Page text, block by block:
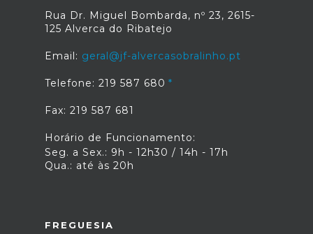
Rua Dr. Miguel Bombarda, nº 23, 2615-
125 Alverca do Ribatejo
Email: geral@jf-alvercasobralinho.pt
Telefone: 219 587 680
Fax: 219 587 681
Horário de Funcionamento:
Seg. a Sex.: 9h - 12h30 / 14h - 17h
Qua.: até às 20h
FREGUESIA